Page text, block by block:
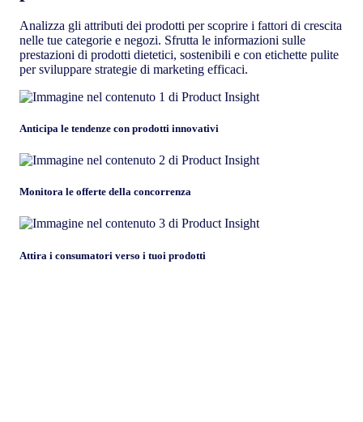
Analizza gli attributi dei prodotti per scoprire i fattori di crescita
nelle tue categorie e negozi. Sfrutta le informazioni sulle
prestazioni di prodotti dietetici, sostenibili e con etichette pulite
per sviluppare strategie di marketing efficaci.
Anticipa le tendenze con prodotti innovativi
Monitora le offerte della concorrenza
Attira i consumatori verso i tuoi prodotti